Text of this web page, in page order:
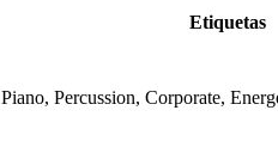
Etiquetas
Piano, Percussion, Corporate,